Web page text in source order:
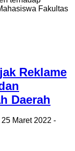
Fakultas
Reklame
Daerah
25 Maret 2022 -